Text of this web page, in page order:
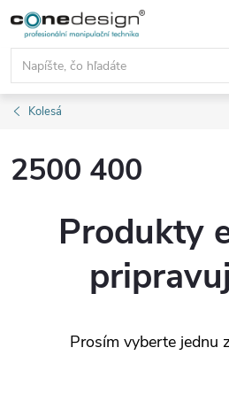
Prejsť
obsah
Kolesá
2500 400
Produkty
Prosím vyberte jednu